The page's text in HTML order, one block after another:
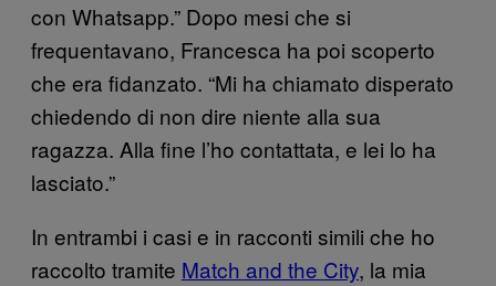
con Whatsapp.” Dopo mesi che si
frequentavano, Francesca ha poi scoperto
che era fidanzato. “Mi ha chiamato disperato
chiedendo di non dire niente alla sua
ragazza. Alla fine l’ho contattata, e lei lo ha
lasciato.”
In entrambi i casi e in racconti simili che ho
raccolto tramite Match and the City, la mia